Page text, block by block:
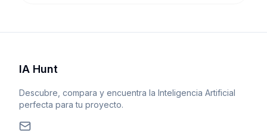
IA Hunt
Descubre, compara y encuentra la Inteligencia Artificial
perfecta para tu proyecto.